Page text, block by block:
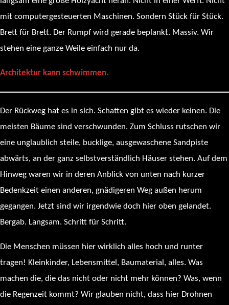
mit computergesteuerten Maschinen. Sondern Stück für Stück.
Brett für Brett. Der Rumpf wird gerade beplankt. Massiv. Wir
stehen eine ganze Weile einfach nur da.
Architektur kann schwimmen.
Der Rückweg hat es in sich. Schatten gibt es wieder keinen. Die
meisten Bäume sind verschwunden. Zum Schluss rutschen wir
eine unglaublich steile, bucklige, ausgewaschene Sandpiste
abwärts, an der ganz selbstverständlich Häuser stehen. Auf dem
Hinweg waren wir in deren Anblick von unten nach kurzer
Bedenkzeit einen anderen, gnädigeren Weg außen herum
gegangen. Jetzt sind wir irgendwie doch hier oben gelandet.
Bergab. Langsam. Schritt für Schritt.
Die Menschen müssen hier wirklich alles hoch und runter
tragen! Kleinkinder, Lebensmittel, Baumaterial, alles. Was
machen die, die das nicht oder nicht mehr können? Was, wenn
die Regenzeit kommt? Wir glauben nicht, dass hier Drohnen